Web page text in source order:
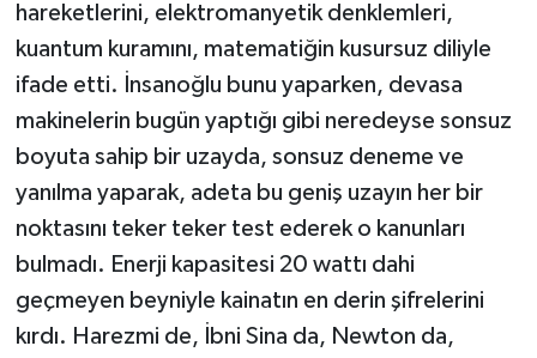
hareketlerini, elektromanyetik denklemleri,
kuantum kuramını, matematiğin kusursuz diliyle
ifade etti. İnsanoğlu bunu yaparken, devasa
makinelerin bugün yaptığı gibi neredeyse sonsuz
boyuta sahip bir uzayda, sonsuz deneme ve
yanılma yaparak, adeta bu geniş uzayın her bir
noktasını teker teker test ederek o kanunları
bulmadı. Enerji kapasitesi 20 wattı dahi
geçmeyen beyniyle kainatın en derin şifrelerini
kırdı. Harezmi de, İbni Sina da, Newton da,